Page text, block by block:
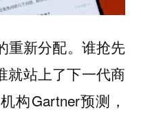
重新分配。谁抢先
就站上了下一代商
构Gartner预测，